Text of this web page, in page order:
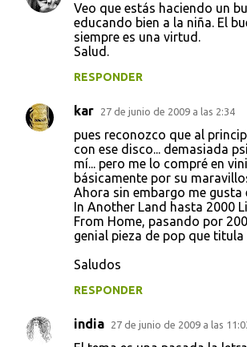
Veo que estás haciendo un
educando bien a la niña. El
siempre es una virtud.
Salud.
RESPONDER
kar 27 de junio de 2009 a las 2:34
pues reconozco que al
con ese disco... demasiada
mí... pero me lo compré en
básicamente por su
Ahora sin embargo me gusta
In Another Land hasta 2000
From Home, pasando por
genial pieza de pop que
Saludos
RESPONDER
india 27 de junio de 2009 a las